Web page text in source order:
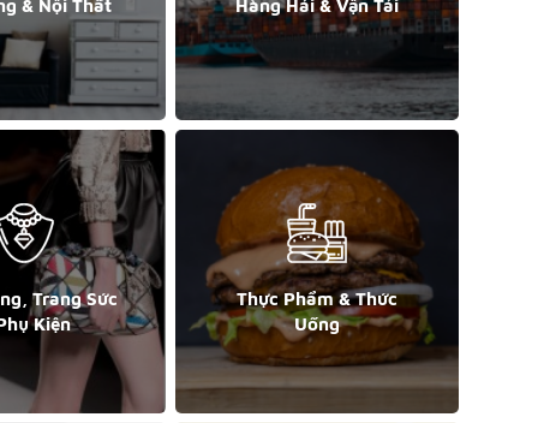
& Nội Thất Hàng Hải & Vận Tải
Trang Sức
Kiện
Thực Phẩm & Thức
Uống